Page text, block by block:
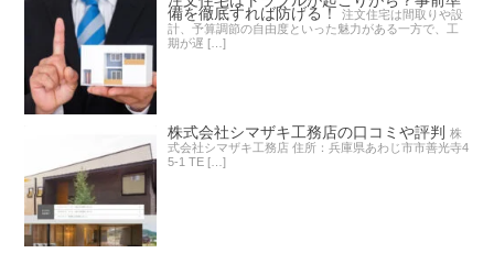
備を徹底すれば防げる！ 注文住宅は間取りや設
計、予算調節の自由度といった魅力がある一方で、工
期が遅 […]
株式会社シマザキ工務店の口コミや評判 株
式会社シマザキ工務店 住所：兵庫県あわじ市市善光寺4
5-1 TE […]